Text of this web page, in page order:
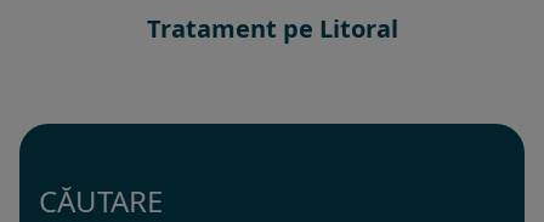
Tratament pe Litoral
CĂUTARE